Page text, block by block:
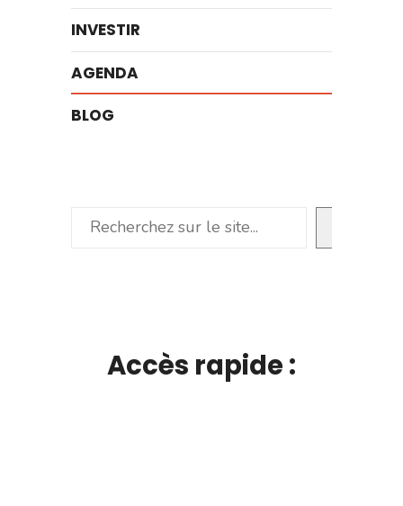
INVESTIR
AGENDA
BLOG
Rechercher
Accès rapide :